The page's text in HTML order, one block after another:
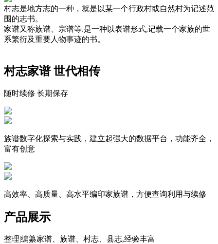
村志是地方志的一种，就是以某一个行政村或自然村为记述范
围的志书。
家谱又称族谱、宗谱等.是一种以表谱形式,记载一个家族的世
系繁衍及重要人物事迹的书。
村志家谱 世代相传
随时续修 长期保存
族谱数字化探索与实践，建立起强大的数据平台，功能齐全，
富有创意
高效率、高质量、高水平编印家族谱，方便查询利用与续修
产品展示
整理|编纂家谱、族谱、村志、县志,经验丰富